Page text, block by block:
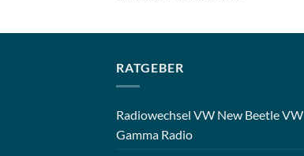
RATGEBER
Radiowechsel VW New Beetle VW
Gamma Radio